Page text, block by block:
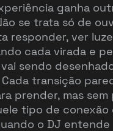
ganha
se trata só de
responder, ver
cada virada e
sendo
transição
prender, mas sem
tipo de conexão
o DJ entende